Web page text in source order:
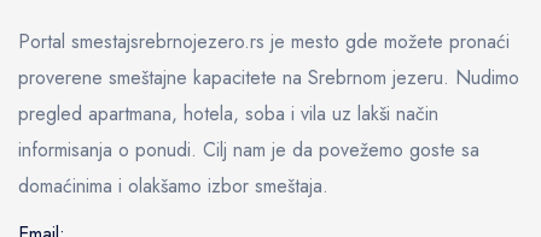
Portal smestajsrebrnojezero.rs je mesto gde možete pronaći
proverene smeštajne kapacitete na Srebrnom jezeru. Nudimo
pregled apartmana, hotela, soba i vila uz lakši način
informisanja o ponudi. Cilj nam je da povežemo goste sa
domaćinima i olakšamo izbor smeštaja.